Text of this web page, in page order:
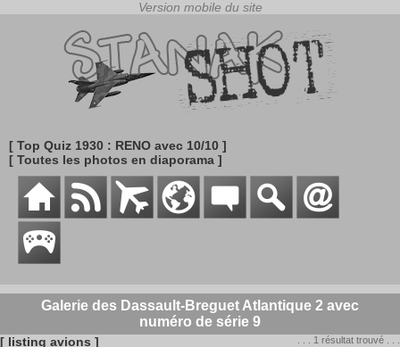
[ Top Quiz 1930 : RENO avec 10/10 ]
[ Toutes les photos en diaporama ]
Galerie des Dassault-Breguet Atlantique 2 avec
numéro de série 9
[ listing avions ] . . . 1 résultat trouvé . . .